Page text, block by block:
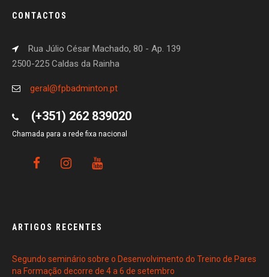
CONTACTOS
Rua Júlio César Machado, 80 - Ap. 139
2500-225 Caldas da Rainha
geral@fpbadminton.pt
(+351) 262 839020
Chamada para a rede fixa nacional
ARTIGOS RECENTES
Segundo seminário sobre o Desenvolvimento do Treino de Pares
na Formação decorre de 4 a 6 de setembro